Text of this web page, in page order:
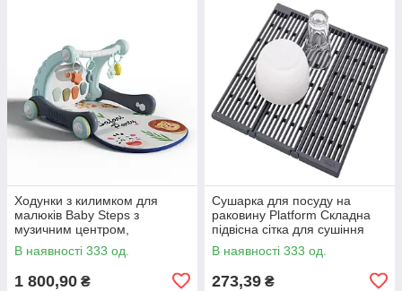
Ходунки з килимком для
малюків Baby Steps з
музичним центром,
бізабордом, піаніно та
Bluetooth підключенням +
В наявності 333 од.
1 800,90 ₴
Сушарка для посуду на
раковину Platform Складна
підвісна сітка для сушіння
В наявності 333 од.
273,39 ₴